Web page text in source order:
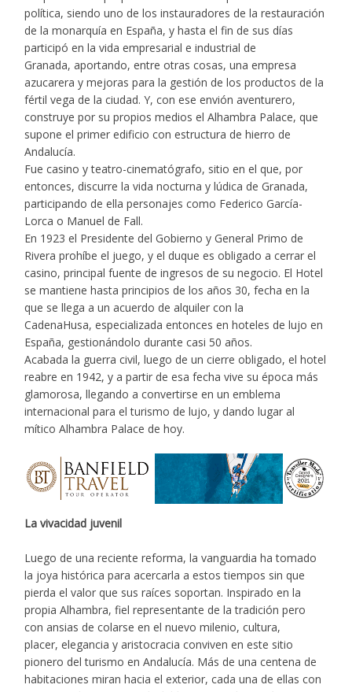
política, siendo uno de los instauradores de la restauración
de la monarquía en España, y hasta el fin de sus días
participó en la vida empresarial e industrial de
Granada, aportando, entre otras cosas, una empresa
azucarera y mejoras para la gestión de los productos de la
fértil vega de la ciudad. Y, con ese envión aventurero,
construye por su propios medios el Alhambra Palace, que
supone el primer edificio con estructura de hierro de
Andalucía.
Fue casino y teatro-cinematógrafo, sitio en el que, por
entonces, discurre la vida nocturna y lúdica de Granada,
participando de ella personajes como Federico García-
Lorca o Manuel de Fall.
En 1923 el Presidente del Gobierno y General Primo de
Rivera prohíbe el juego, y el duque es obligado a cerrar el
casino, principal fuente de ingresos de su negocio. El Hotel
se mantiene hasta principios de los años 30, fecha en la
que se llega a un acuerdo de alquiler con la
CadenaHusa, especializada entonces en hoteles de lujo en
España, gestionándolo durante casi 50 años.
Acabada la guerra civil, luego de un cierre obligado, el hotel
reabre en 1942, y a partir de esa fecha vive su época más
glamorosa, llegando a convertirse en un emblema
internacional para el turismo de lujo, y dando lugar al
mítico Alhambra Palace de hoy.
La vivacidad juvenil
Luego de una reciente reforma, la vanguardia ha tomado
la joya histórica para acercarla a estos tiempos sin que
pierda el valor que sus raíces soportan. Inspirado en la
propia Alhambra, fiel representante de la tradición pero
con ansias de colarse en el nuevo milenio, cultura,
placer, elegancia y aristocracia conviven en este sitio
pionero del turismo en Andalucía. Más de una centena de
habitaciones miran hacia el exterior, cada una de ellas con